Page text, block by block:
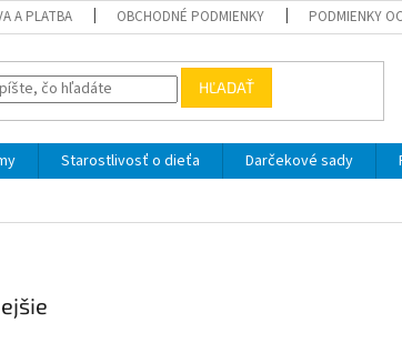
A PLATBA OBCHODNÉ PODMIENKY PODMIENKY
HĽADAŤ
Starostlivosť o dieťa Darčekové sady